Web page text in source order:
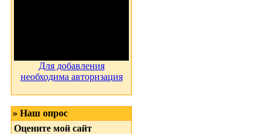
Для добавления
необходима авторизация
» Наш опрос
Оцените мой сайт